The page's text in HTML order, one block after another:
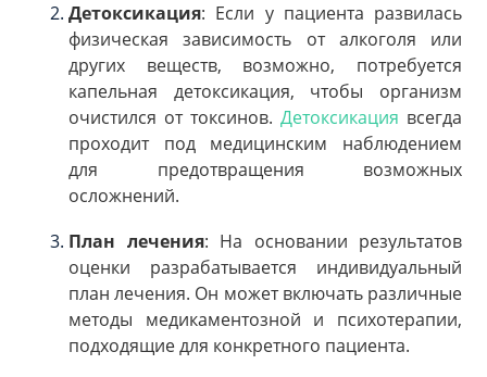
Детоксикация: Если у пациента развилась
физическая зависимость от алкоголя или
других веществ, возможно, потребуется
капельная детоксикация, чтобы организм
очистился от токсинов. Детоксикация всегда
проходит под медицинским наблюдением
для предотвращения возможных
осложнений.
План лечения: На основании результатов
оценки разрабатывается индивидуальный
план лечения. Он может включать различные
методы медикаментозной и психотерапии,
подходящие для конкретного пациента.